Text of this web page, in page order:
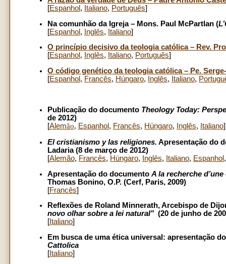
[Espanhol , Italiano, Português]
Na comunhão da Igreja – Mons. Paul McPartlan (
[Espanhol, Inglês, Italiano]
O princípio decisivo da teologia católica – Rev.
[Espanhol , Inglês, Italiano, Português]
O código genético da teologia católica – Pe.
[Espanhol , Francês, Húngaro, Inglês, Italiano,
Publicação do documento Theology Today:
de 2012)
[Alemão, Espanhol , Francês, Húngaro, Inglês, Italiano]
El cristianismo y las religiones. Apresentação do
Ladaria (8 de março de 2012)
[Alemão, Francês, Húngaro, Inglês, Italiano, Espanhol
Apresentação do documento A la recherche
Thomas Bonino, O.P. (Cerf, Paris, 2009)
[Francês]
Reflexões de Roland Minnerath,Arcebispo de
novo olhar sobre a lei natural"(20 de junho de
[ Italiano]
Em busca de uma ética universal: apresentação
Cattolica
[ Italiano]